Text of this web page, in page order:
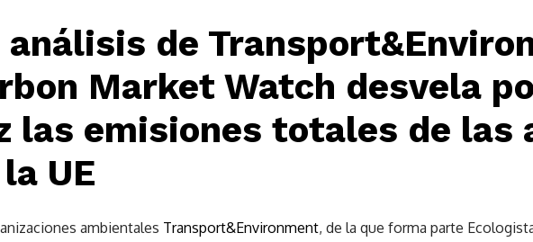
análisis de
Market Watch desvela
las emisiones totales de las
UE
ambientales Transport&Environment, de la que forma parte